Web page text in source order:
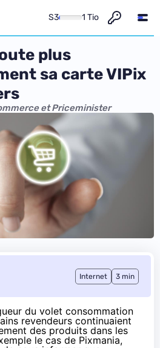
S3 1 Tio
plus
sa carte VIPix
et Priceminister
Internet 3 min
du volet consommation
revendeurs continuaient
des produits dans les
le cas de Pixmania,